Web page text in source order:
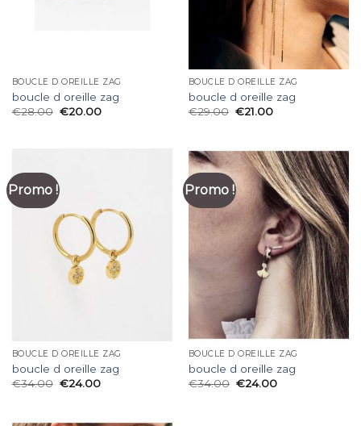
BOUCLE D OREILLE ZAG
boucle d oreille zag
€28.00 €20.00
BOUCLE D OREILLE ZAG
boucle d oreille zag
€29.00 €21.00
Promo !
BOUCLE D OREILLE ZAG
boucle d oreille zag
€34.00 €24.00
Promo !
BOUCLE D OREILLE ZAG
boucle d oreille zag
€34.00 €24.00